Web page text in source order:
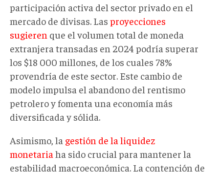
participación activa del sector privado en el
mercado de divisas. Las proyecciones
sugieren que el volumen total de moneda
extranjera transadas en 2024 podría superar
los $18 000 millones, de los cuales 78%
provendría de este sector. Este cambio de
modelo impulsa el abandono del rentismo
petrolero y fomenta una economía más
diversificada y sólida.
Asimismo, la gestión de la liquidez
monetaria ha sido crucial para mantener la
estabilidad macroeconómica. La contención de